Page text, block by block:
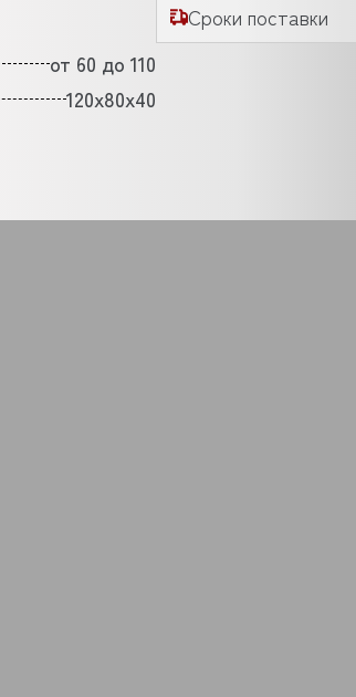
от 60 до 110
120x80x40
Сроки поставки